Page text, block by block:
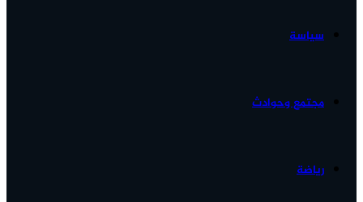
سياسة
مجتمع وحوادث
رياضة